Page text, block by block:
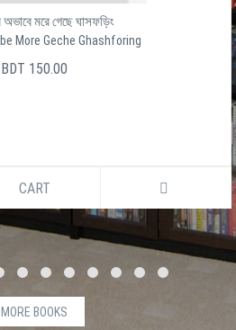
অভাবে মরে গেছে ঘাসফড়িং
More Geche Ghashforing
BDT 150.00
CART
MORE BOOKS